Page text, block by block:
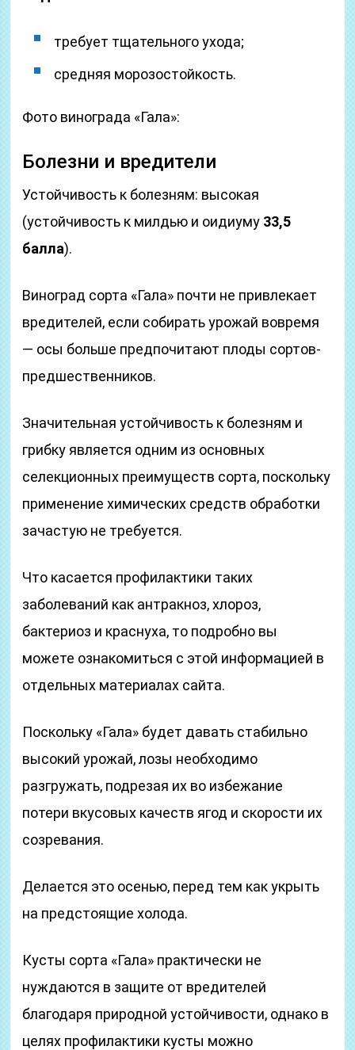
требует тщательного ухода;
средняя морозостойкость.
Фото винограда «Гала»:
Болезни и вредители
Устойчивость к болезням: высокая
(устойчивость к милдью и оидиуму 33,5
балла).
Виноград сорта «Гала» почти не привлекает
вредителей, если собирать урожай вовремя
— осы больше предпочитают плоды сортов-
предшественников.
Значительная устойчивость к болезням и
грибку является одним из основных
селекционных преимуществ сорта, поскольку
применение химических средств обработки
зачастую не требуется.
Что касается профилактики таких
заболеваний как антракноз, хлороз,
бактериоз и краснуха, то подробно вы
можете ознакомиться с этой информацией в
отдельных материалах сайта.
Поскольку «Гала» будет давать стабильно
высокий урожай, лозы необходимо
разгружать, подрезая их во избежание
потери вкусовых качеств ягод и скорости их
созревания.
Делается это осенью, перед тем как укрыть
на предстоящие холода.
Кусты сорта «Гала» практически не
нуждаются в защите от вредителей
благодаря природной устойчивости, однако в
целях профилактики кусты можно